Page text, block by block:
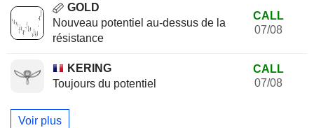
GOLD
Nouveau potentiel au-dessus de la
résistance
CALL
07/08
KERING
Toujours du potentiel
CALL
07/08
Voir plus